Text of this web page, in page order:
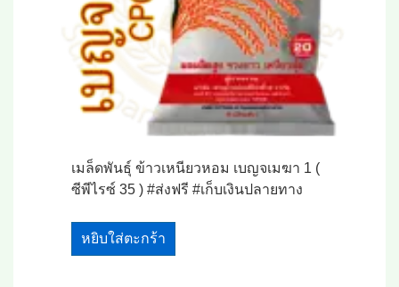
เมล็ดพันธุ์ ข้าวเหนียวหอม เบญจเมฆา 1 (
ซีพีไรซ์ 35 ) #ส่งฟรี #เก็บเงินปลายทาง
หยิบใส่ตะกร้า